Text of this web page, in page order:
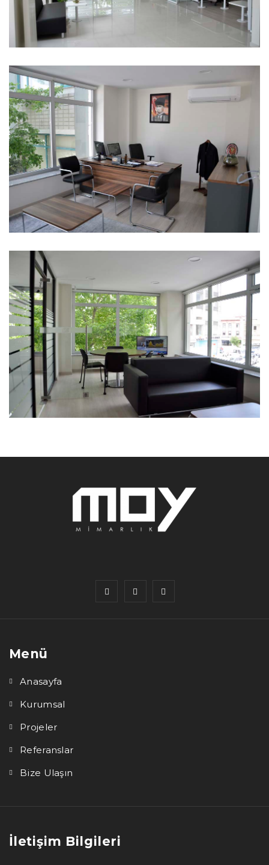
Vakıfbank Merter Ticari Şubesi
Vakıfbank Merter Ticari Şubesi
Vakıfbank Merter Ticari Şubesi
Menü
Anasayfa
Kurumsal
Projeler
Referanslar
Bize Ulaşın
İletişim Bilgileri